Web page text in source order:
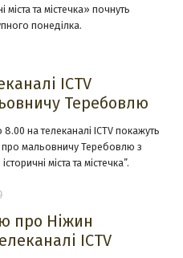
міста та містечка» почнуть
понеділка.
ICTV
Теребовлю
на телеканалі ICTV покажуть
про мальовничу Теребовлю з
міста та містечка”.
про Ніжин
ICTV